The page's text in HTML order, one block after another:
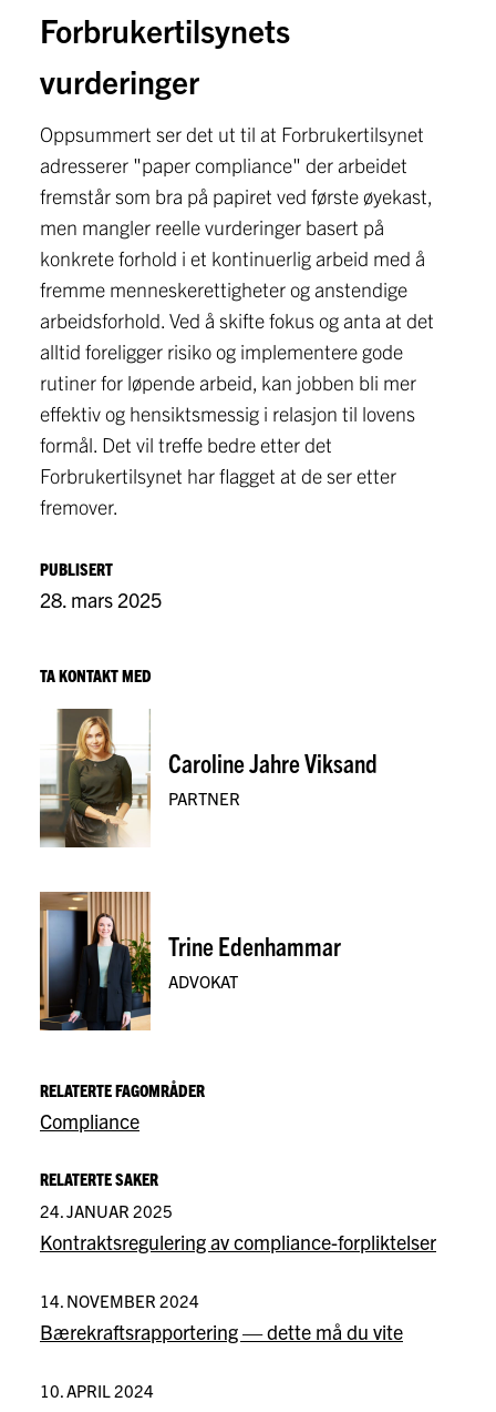
Forbrukertilsynets
vurderinger
Oppsummert ser det ut til at Forbrukertilsynet
adresserer "paper compliance" der arbeidet
fremstår som bra på papiret ved første øyekast,
men mangler reelle vurderinger basert på
konkrete forhold i et kontinuerlig arbeid med å
fremme menneskerettigheter og anstendige
arbeidsforhold. Ved å skifte fokus og anta at det
alltid foreligger risiko og implementere gode
rutiner for løpende arbeid, kan jobben bli mer
effektiv og hensiktsmessig i relasjon til lovens
formål. Det vil treffe bedre etter det
Forbrukertilsynet har flagget at de ser etter
fremover.
PUBLISERT
28. mars 2025
TA KONTAKT MED
Caroline Jahre Viksand
PARTNER
Trine Edenhammar
ADVOKAT
RELATERTE FAGOMRÅDER
Compliance
RELATERTE SAKER
24. JANUAR 2025
Kontraktsregulering av compliance-forpliktelser
14. NOVEMBER 2024
Bærekraftsrapportering — dette må du vite
10. APRIL 2024